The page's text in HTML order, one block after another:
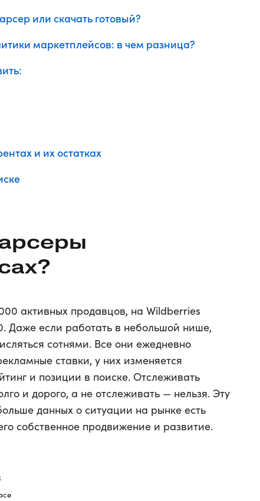
или скачать готовый?
маркетплейсов: в чем разница?
и их остатках
активных продавцов, на Wildberries
Даже если работать в небольшой нише,
сотнями. Все они ежедневно
ставки, у них изменяется
и позиции в поиске. Отслеживать
и дорого, а не отслеживать — нельзя. Эту
данных о ситуации на рынке есть
собственное продвижение и развитие.